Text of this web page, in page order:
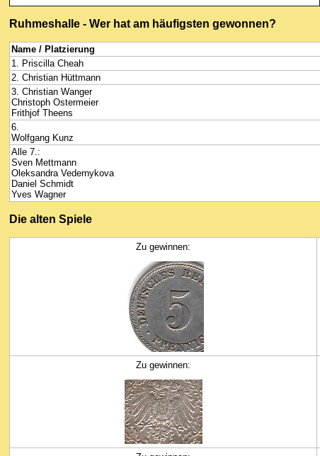
Ruhmeshalle - Wer hat am häufigsten gewonnen?
Name / Platzierung
1. Priscilla Cheah
2. Christian Hüttmann
3. Christian Wanger
Christoph Ostermeier
Frithjof Theens
6.
Wolfgang Kunz
Alle 7.:
Sven Mettmann
Oleksandra Vedernykova
Daniel Schmidt
Yves Wagner
Die alten Spiele
Zu gewinnen:
Zu gewinnen: